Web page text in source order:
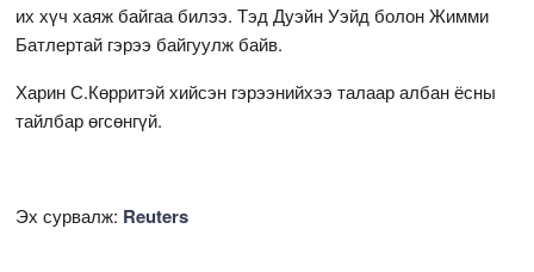
их хүч хаяж байгаа билээ. Тэд Дуэйн Уэйд болон Жимми
Батлертай гэрээ байгуулж байв.
Харин С.Көрритэй хийсэн гэрээнийхээ талаар албан ёсны
тайлбар өгсөнгүй.
Эх сурвалж: Reuters